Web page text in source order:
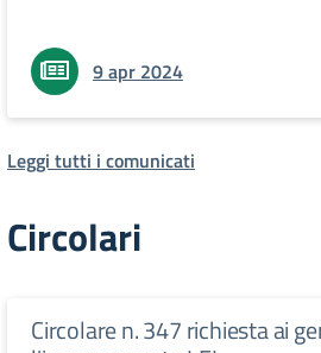
9 apr 2024
Leggi tutti i comunicati
Circolari
Circolare n. 347 richiesta ai